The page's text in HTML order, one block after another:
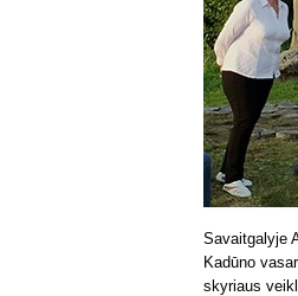
Savaitgalyje
Kadūno
skyriaus